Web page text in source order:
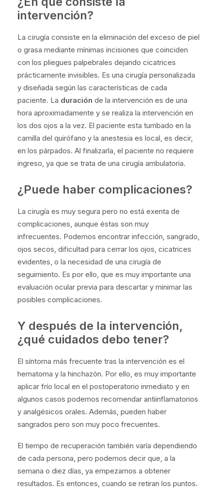
intervención?
La cirugía consiste en la eliminación del exceso de piel
o grasa mediante mínimas incisiones que coinciden
con los pliegues palpebrales dejando cicatrices
prácticamente invisibles. Es una cirugía personalizada
y diseñada según las características de cada
paciente. La duración de la intervención es de una
hora aproximadamente y se realiza la intervención en
los dos ojos a la vez. El paciente esta tumbado en la
camilla del quirófano y la anestesia es local, es decir,
en los párpados. Al finalizarla, el paciente no requiere
ingreso, ya que se trata de una cirugía ambulatoria.
¿Puede haber complicaciones?
La cirugía es muy segura pero no está exenta de
complicaciones, aunque éstas son muy
infrecuentes. Podemos encontrar infección, sangrado,
ojos secos, dificultad para cerrar los ojos, cicatrices
evidentes, o la necesidad de una cirugía de
seguimiento. Es por ello, que es muy importante una
evaluación ocular previa para descartar y minimar las
posibles complicaciones.
Y después de la intervención,
¿qué cuidados debo tener?
El síntoma más frecuente tras la intervención es el
hematoma y la hinchazón. Por ello, es muy importante
aplicar frío local en el postoperatorio inmediato y en
algunos casos podemos recomendar antiinflamatorios
y analgésicos orales. Además, pueden haber
sangrados pero son muy poco frecuentes.
El tiempo de recuperación también varía dependiendo
de cada persona, pero podemos decir que, a la
semana o diez días, ya empezamos a obtener
resultados. Es entonces, cuando se retiran los puntos.